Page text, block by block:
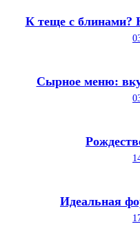
К теще с блинами?
Сырное меню:
Идеальная